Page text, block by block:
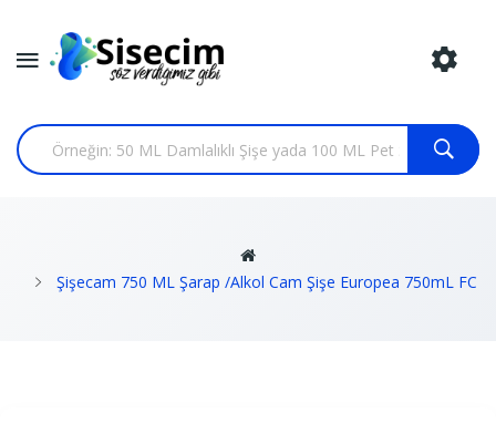
Şişecam 750 ML Şarap /Alkol Cam Şişe Europea 750mL FC